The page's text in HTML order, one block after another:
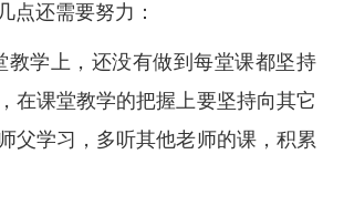
点还需要努力：
教学上，还没有做到每堂课都坚持
在课堂教学的把握上要坚持向其它
父学习，多听其他老师的课，积累